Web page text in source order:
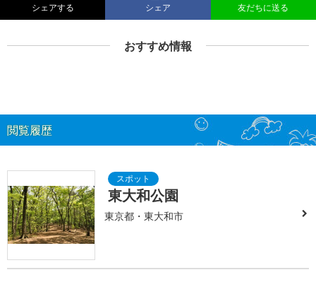
シェアする シェア 友だちに送る
おすすめ情報
閲覧履歴
東大和公園
東京都・東大和市